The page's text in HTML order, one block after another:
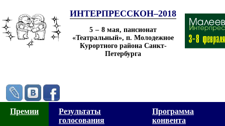
ИНТЕРПРЕССКОН–2018
5 – 8 мая, пансионат
«Театральный», п. Молодежное
Курортного района Санкт-
Петербурга
Премии
Результаты
голосования
Программа
конвента